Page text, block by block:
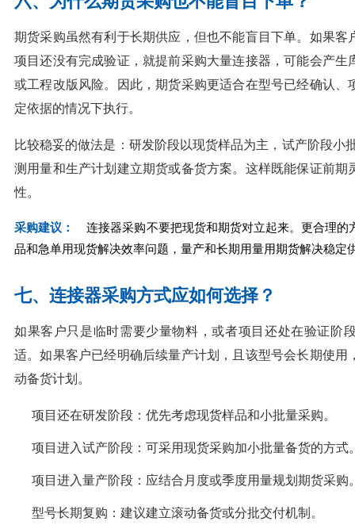
期货采购虽然有利于长期供应，但也不能盲目下单。如果客
项目还没有完成验证，就提前采购大量连接器，可能会产生
或工程改版风险。因此，期货采购更适合在型号已经确认、
定依据的情况下执行。
比较稳妥的做法是：研发阶段以现货样品为主，试产阶段小
测用量和生产计划建立期货或备货方案。这样既能保证前期
性。
采购建议：
连接器采购不要把现货和期货对立起来。更合理的
品和急单用现货解决效率问题，量产和长期用量用期货解决稳定
七、连接器采购方式应如何选择？
如果客户只是临时需要少量物料，或者项目还处在验证阶
适。如果客户已经明确后续量产计划，且该型号会长期使用
动备货计划。
项目还在研发阶段：优先考虑现货样品和小批量采购。
项目进入试产阶段：可采用现货采购加小批量备货的方式
项目进入量产阶段：应结合月度或季度用量规划期货采购
型号长期复购：建议建立滚动备货或分批交付机制。